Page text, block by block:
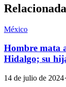
México
Hombre mata
Hidalgo; su
14 de julio de 2024·